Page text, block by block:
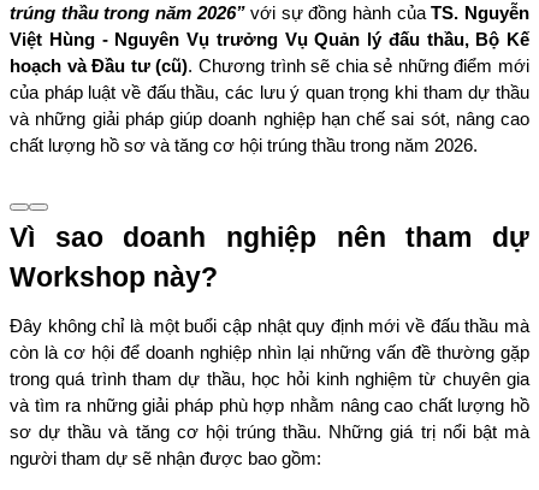
trúng thầu trong năm 2026” với sự đồng hành của TS. Nguyễn
Việt Hùng - Nguyên Vụ trưởng Vụ Quản lý đấu thầu, Bộ Kế
hoạch và Đầu tư (cũ). Chương trình sẽ chia sẻ những điểm mới
của pháp luật về đấu thầu, các lưu ý quan trọng khi tham dự thầu
và những giải pháp giúp doanh nghiệp hạn chế sai sót, nâng cao
chất lượng hồ sơ và tăng cơ hội trúng thầu trong năm 2026.
Vì sao doanh nghiệp nên tham dự
Workshop này?
Đây không chỉ là một buổi cập nhật quy định mới về đấu thầu mà
còn là cơ hội để doanh nghiệp nhìn lại những vấn đề thường gặp
trong quá trình tham dự thầu, học hỏi kinh nghiệm từ chuyên gia
và tìm ra những giải pháp phù hợp nhằm nâng cao chất lượng hồ
sơ dự thầu và tăng cơ hội trúng thầu. Những giá trị nổi bật mà
người tham dự sẽ nhận được bao gồm: